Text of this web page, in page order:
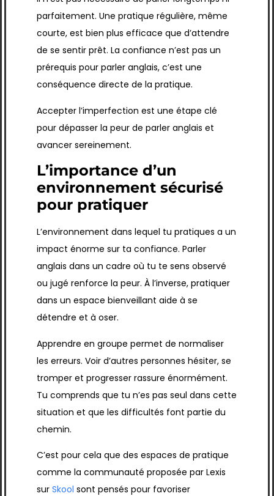
parfaitement. Une pratique régulière, même
courte, est bien plus efficace que d’attendre
de se sentir prêt. La confiance n’est pas un
prérequis pour parler anglais, c’est une
conséquence directe de la pratique.
Accepter l’imperfection est une étape clé
pour dépasser la peur de parler anglais et
avancer sereinement.
L’importance d’un
environnement sécurisé
pour pratiquer
L’environnement dans lequel tu pratiques a un
impact énorme sur ta confiance. Parler
anglais dans un cadre où tu te sens observé
ou jugé renforce la peur. À l’inverse, pratiquer
dans un espace bienveillant aide à se
détendre et à oser.
Apprendre en groupe permet de normaliser
les erreurs. Voir d’autres personnes hésiter, se
tromper et progresser rassure énormément.
Tu comprends que tu n’es pas seul dans cette
situation et que les difficultés font partie du
chemin.
C’est pour cela que des espaces de pratique
comme la communauté proposée par Lexis
sur Skool sont pensés pour favoriser